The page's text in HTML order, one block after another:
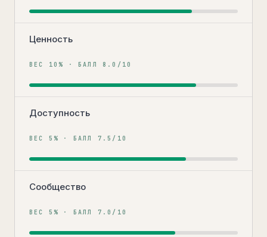
Ценность
ВЕС 10 % · БАЛЛ 8.0 /10
Доступность
ВЕС 5 % · БАЛЛ 7.5 /10
Сообщество
ВЕС 5 % · БАЛЛ 7.0 /10